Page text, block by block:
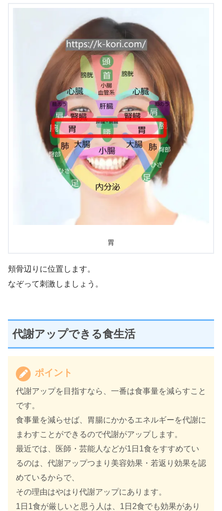
胃
頬骨辺りに位置します。
なぞって刺激しましょう。
代謝アップできる食生活
ポイント
代謝アップを目指すなら、一番は食事量を減らすこと
です。
食事量を減らせば、胃腸にかかるエネルギーを代謝に
まわすことができるので代謝がアップします。
最近では、医師・芸能人などが1日1食をすすめてい
るのは、代謝アップつまり美容効果・若返り効果を認
めているからで、
その理由はやはり代謝アップにあります。
1日1食が厳しいと思う人は、1日2食でも効果があり